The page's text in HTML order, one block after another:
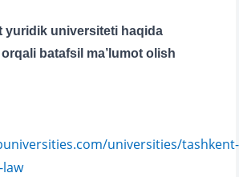
yuridik universiteti haqida
batafsil ma’lumot olish
universities/tashkent-